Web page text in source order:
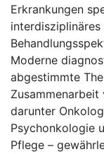
Erkrankungen
Moderne
abgestimmte
Zusammenarbeit
darunter
Psychonkologie
Pflege –